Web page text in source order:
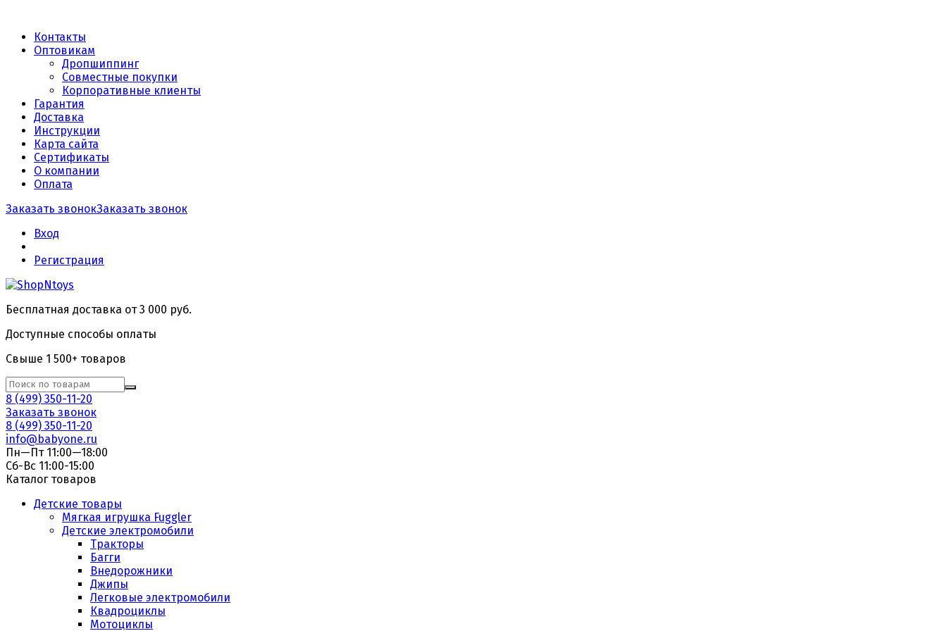
Контакты
Оптовикам
Дропшиппинг
Совместные покупки
Корпоративные клиенты
Гарантия
Доставка
Инструкции
Карта сайта
Сертификаты
О компании
Оплата
Заказать звонокЗаказать звонок
Вход
Регистрация
Бесплатная доставка от 3 000 руб.
Доступные способы оплаты
Свыше 1 500+ товаров
8 (499) 350-11-20
Заказать звонок
8 (499) 350-11-20
info@babyone.ru
Пн—Пт 11:00—18:00
Сб-Вс 11:00-15:00
Каталог товаров
Детские товары
Мягкая игрушка Fuggler
Детские электромобили
Тракторы
Багги
Внедорожники
Джипы
Легковые электромобили
Квадроциклы
Мотоциклы